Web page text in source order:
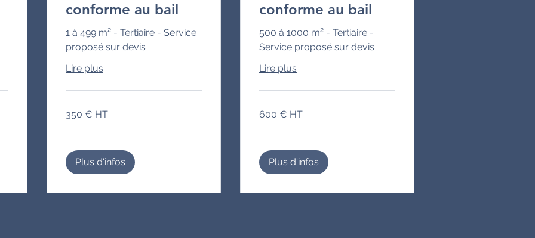
conforme au bail
1 à 499 m² - Tertiaire - Service
proposé sur devis
Lire plus
€
HT
350 € HT
Plus d'infos
conforme au bail
500 à 1000 m² - Tertiaire -
Service proposé sur devis
Lire plus
€
600 € HT
Plus d'infos